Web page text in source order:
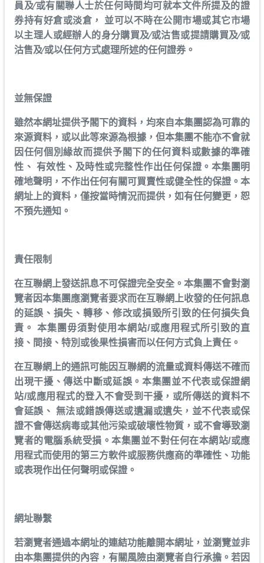
員及∕或有關聯人士於任何時間均可就本文件所提及的證
券持有好倉或淡倉， 並可以不時在公開市場或其它市場
以主理人或經辦人的身分購買及∕或沽售或提請購買及∕或
沽售及∕或以任何方式處理所述的任何證券。
並無保證
雖然本網址提供予閣下的資料，均來自本集團認為可靠的
來源資料，或以此等來源為根據，但本集團不能亦不會就
因任何個別緣故而提供予閣下的任何資料或數據的準確
性、 有效性、及時性或完整性作出任何保證。本集團明
確地聲明，不作出任何有關可買賣性或健全性的保證。本
網址上的資料，僅按當時情況而提供，如有任何變更，恕
不預先通知。
責任限制
在互聯網上發送訊息不可保證完全安全。本集團不會對瀏
覽者因本集團應瀏覽者要求而在互聯網上收發的任何訊息
的延誤、損失、轉移、修改或損毀所引致的任何損失負
責。 本集團毋須對使用本網站/或應用程式所引致的直
接、間接、特別或後果性損害而以任何方式負上責任。
在互聯網上的通訊可能因互聯網的流量或資料傳送不確而
出現干擾、傳送中斷或延誤。本集團並不代表或保證網
站/或應用程式的登入不會受到干擾，或所傳送的資料不
會延誤、 無法或錯誤傳送或遺漏或遺失，並不代表或保
證不會傳送病毒或其他污染或破壞性物質，或不會導致瀏
覽者的電腦系統受損。本集團並不對任何在本網站/或應
用程式而使用的第三方軟件或服務供應商的準確性、功能
或表現作出任何聲明或保證。
網址聯繫
若瀏覽者通過本網址的連結功能離開本網址，並瀏覽並非
由本集團提供的內容，有關風險由瀏覽者自行承擔。若因